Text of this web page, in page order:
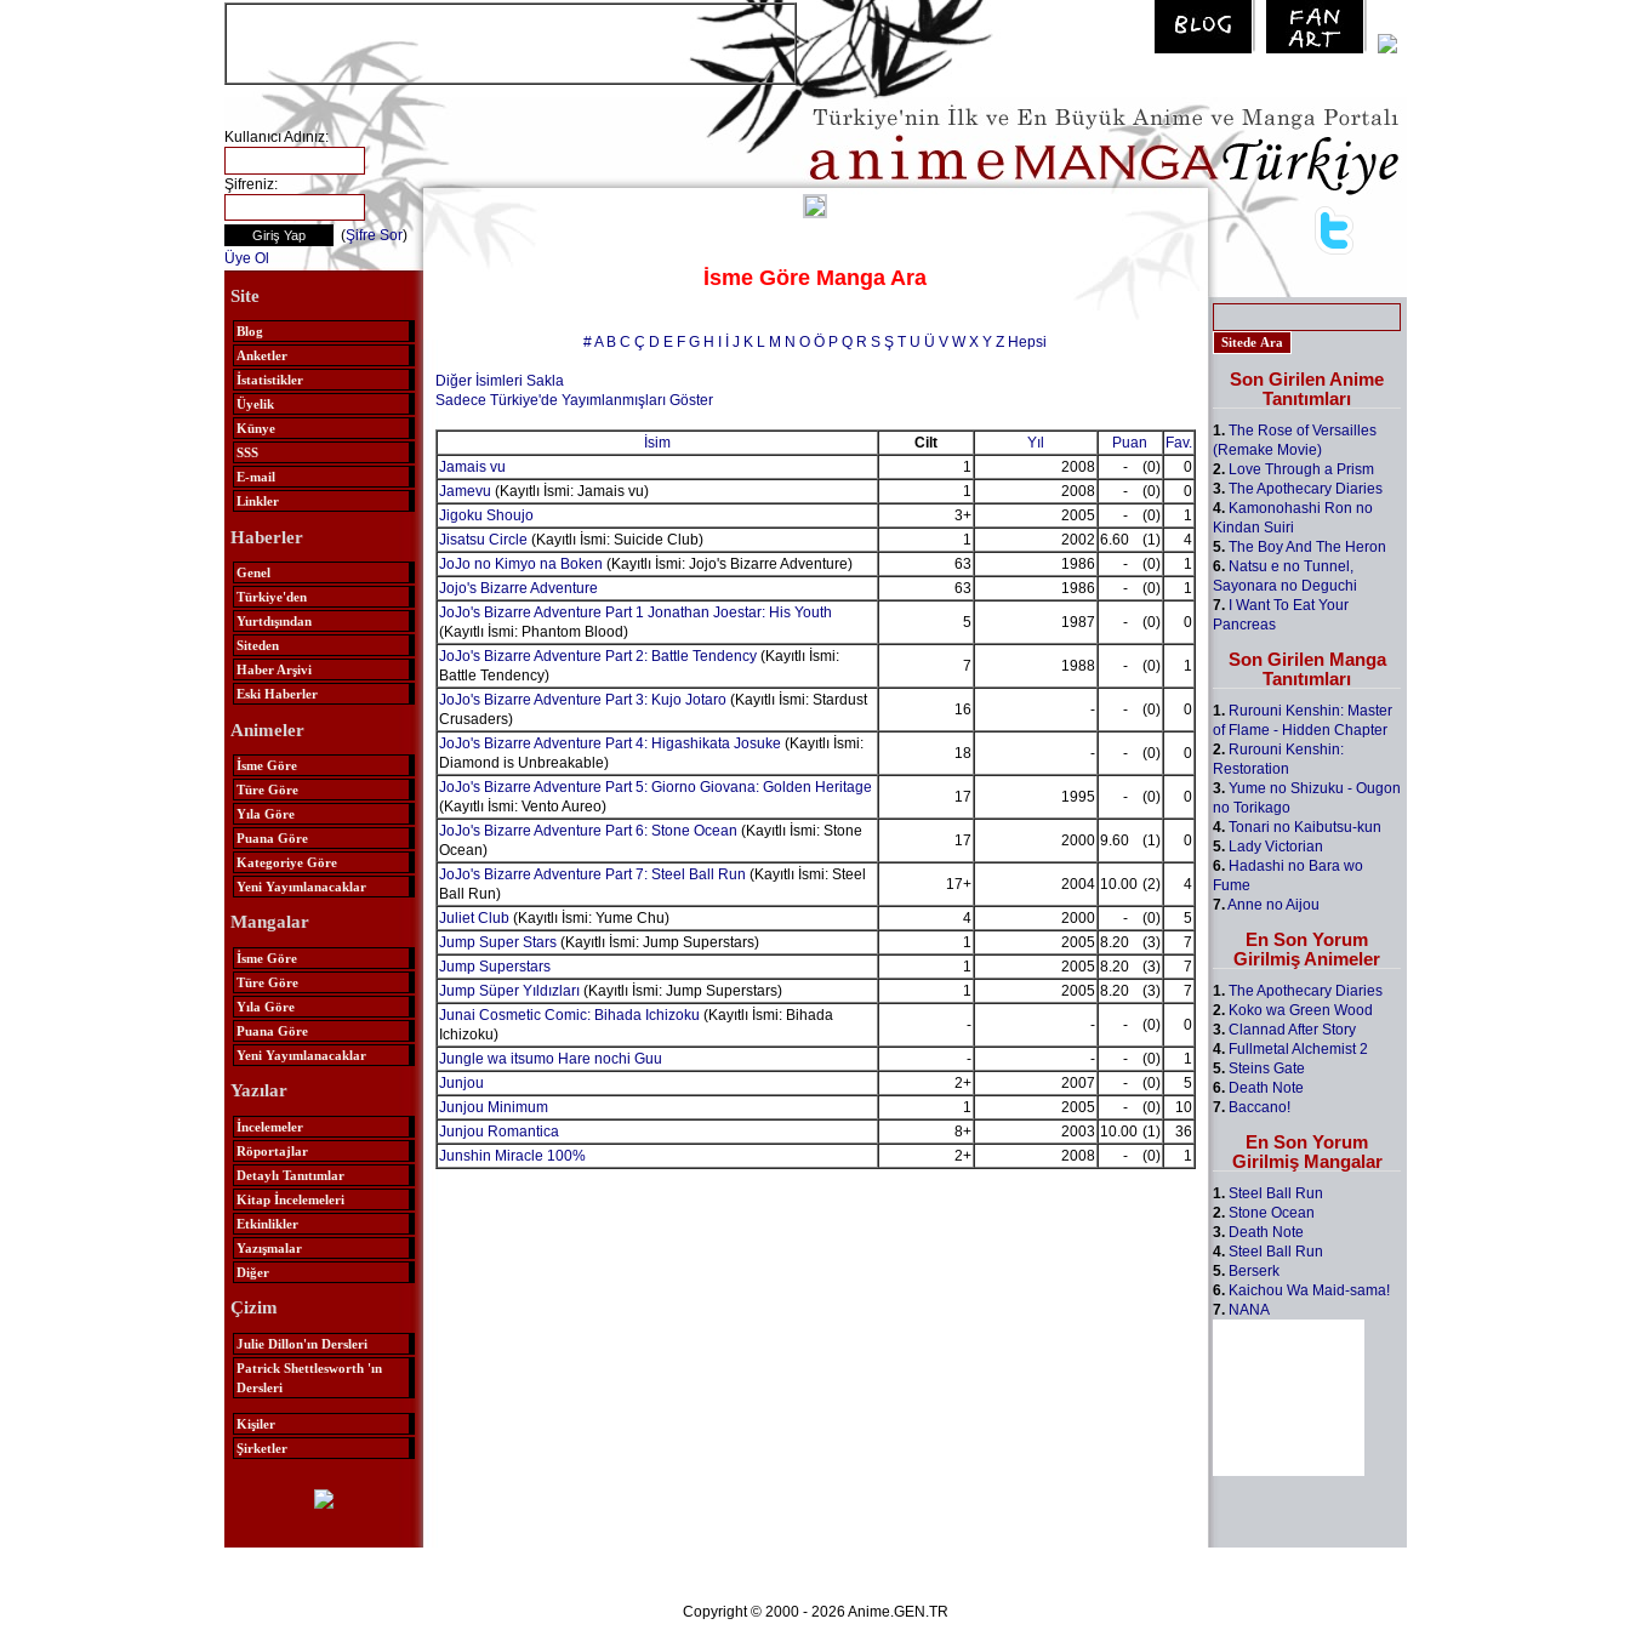
Kullanıcı Adınız:
Şifreniz:
(Şifre Sor)
Üye Ol
Site
Blog
Anketler
İstatistikler
Üyelik
Künye
SSS
E-mail
Linkler
Haberler
Genel
Türkiye'den
Yurtdışından
Siteden
Haber Arşivi
Eski Haberler
Animeler
İsme Göre
Türe Göre
Yıla Göre
Puana Göre
Kategoriye Göre
Yeni Yayımlanacaklar
Mangalar
İsme Göre
Türe Göre
Yıla Göre
Puana Göre
Yeni Yayımlanacaklar
Yazılar
İncelemeler
Röportajlar
Detaylı Tanıtımlar
Kitap İncelemeleri
Etkinlikler
Yazışmalar
Diğer
Çizim
Julie Dillon'ın Dersleri
Patrick Shettlesworth 'ın
Dersleri
Kişiler
Şirketler
İsme Göre Manga Ara
#A B C Ç D E F G H J K L M N O Ö P Q R S Ş T U Ü V W X Y Z Hepsi
Diğer İsimleri Sakla
Sadece Türkiye'de Yayımlanmışları Göster
İsim Cilt Yıl Puan
Fav.
Jamais vu
1 2008 - (0)
0
Jamevu (Kayıtlı İsmi: Jamais vu) 1 2008 - (0)
0
Jigoku Shoujo
3+ 2005 - (0)
1
Jisatsu Circle (Kayıtlı İsmi: Suicide Club) 1 2002 6.60 (1)
4
JoJo no Kimyo na Boken (Kayıtlı İsmi: Jojo's Bizarre Adventure) 63 1986 - (0)
1
Jojo's Bizarre Adventure
63 1986 - (0)
1
JoJo's Bizarre Adventure Part 1 Jonathan Joestar: His Youth
(Kayıtlı İsmi: Phantom Blood)
5 1987 - (0)
0
JoJo's Bizarre Adventure Part 2: Battle Tendency(Kayıtlı İsmi:
Battle Tendency)
7 1988 - (0)
1
JoJo's Bizarre Adventure Part 3: Kujo Jotaro(Kayıtlı İsmi: Stardust
Crusaders)
16 - - (0)
0
JoJo's Bizarre Adventure Part 4: Higashikata Josuke (Kayıtlı İsmi:
Diamond is Unbreakable)
18 - - (0)
0
JoJo's Bizarre Adventure Part 5: Giorno Giovana: Golden Heritage
(Kayıtlı İsmi: Vento Aureo)
17 1995 - (0)
0
JoJo's Bizarre Adventure Part 6: Stone Ocean (Kayıtlı İsmi: Stone
Ocean)
17 2000 9.60 (1)
0
JoJo's Bizarre Adventure Part 7: Steel Ball Run (Kayıtlı İsmi: Steel
Ball Run)
17+ 2004 10.00 (2)
4
Juliet Club(Kayıtlı İsmi: Yume Chu) 4 2000 - (0)
5
Jump Super Stars(Kayıtlı İsmi: Jump Superstars) 1 2005 8.20 (3)
7
Jump Superstars
1 2005 8.20 (3)
7
Jump Süper Yıldızları(Kayıtlı İsmi: Jump Superstars) 1 2005 8.20 (3)
7
Junai Cosmetic Comic: Bihada Ichizoku (Kayıtlı İsmi: Bihada
Ichizoku)
- - - (0)
0
Jungle wa itsumo Hare nochi Guu
- - - (0)
1
Junjou
2+ 2007 - (0)
5
Junjou Minimum
1 2005 - (0)
10
Junjou Romantica
8+ 2003 10.00 (1)
36
Junshin Miracle 100%
2+ 2008 - (0) 1
Son Girilen Anime
Tanıtımları
1. The Rose of Versailles
(Remake Movie)
2. Love Through a Prism
3. The Apothecary Diaries
4. Kamonohashi Ron no
Kindan Suiri
5. The Boy And The Heron
6. Natsu e no Tunnel,
Sayonara no Deguchi
7. I Want To Eat Your
Pancreas
Son Girilen Manga
Tanıtımları
1. Rurouni Kenshin: Master
of Flame - Hidden Chapter
2. Rurouni Kenshin:
Restoration
3. Yume no Shizuku - Ougon
no Torikago
4. Tonari no Kaibutsu-kun
5. Lady Victorian
6. Hadashi no Bara wo
Fume
7.Anne no Aijou
En Son Yorum
Girilmiş Animeler
1. The Apothecary Diaries
2. Koko wa Green Wood
3. Clannad After Story
4. Fullmetal Alchemist 2
5. Steins Gate
6. Death Note
7. Baccano!
En Son Yorum
Girilmiş Mangalar
1. Steel Ball Run
2. Stone Ocean
3. Death Note
4. Steel Ball Run
5. Berserk
6. Kaichou Wa Maid-sama!
7. NANA
Copyright © 2000 - 2026 Anime.GEN.TR